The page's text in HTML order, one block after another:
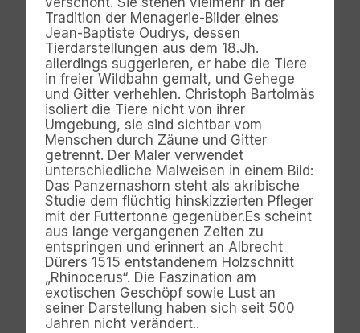
Tradition der Menagerie-Bilder eines
Jean-Baptiste Oudrys, dessen
Tierdarstellungen aus dem 18.Jh.
allerdings suggerieren, er habe die Tiere
in freier Wildbahn gemalt, und Gehege
und Gitter verhehlen. Christoph Bartolmäs
isoliert die Tiere nicht von ihrer
Umgebung, sie sind sichtbar vom
Menschen durch Zäune und Gitter
getrennt. Der Maler verwendet
unterschiedliche Malweisen in einem Bild:
Das Panzernashorn steht als akribische
Studie dem flüchtig hinskizzierten Pfleger
mit der Futtertonne gegenüber.Es scheint
aus lange vergangenen Zeiten zu
entspringen und erinnert an Albrecht
Dürers 1515 entstandenem Holzschnitt
„Rhinocerus“. Die Faszination am
exotischen Geschöpf sowie Lust an
seiner Darstellung haben sich seit 500
Jahren nicht verändert..